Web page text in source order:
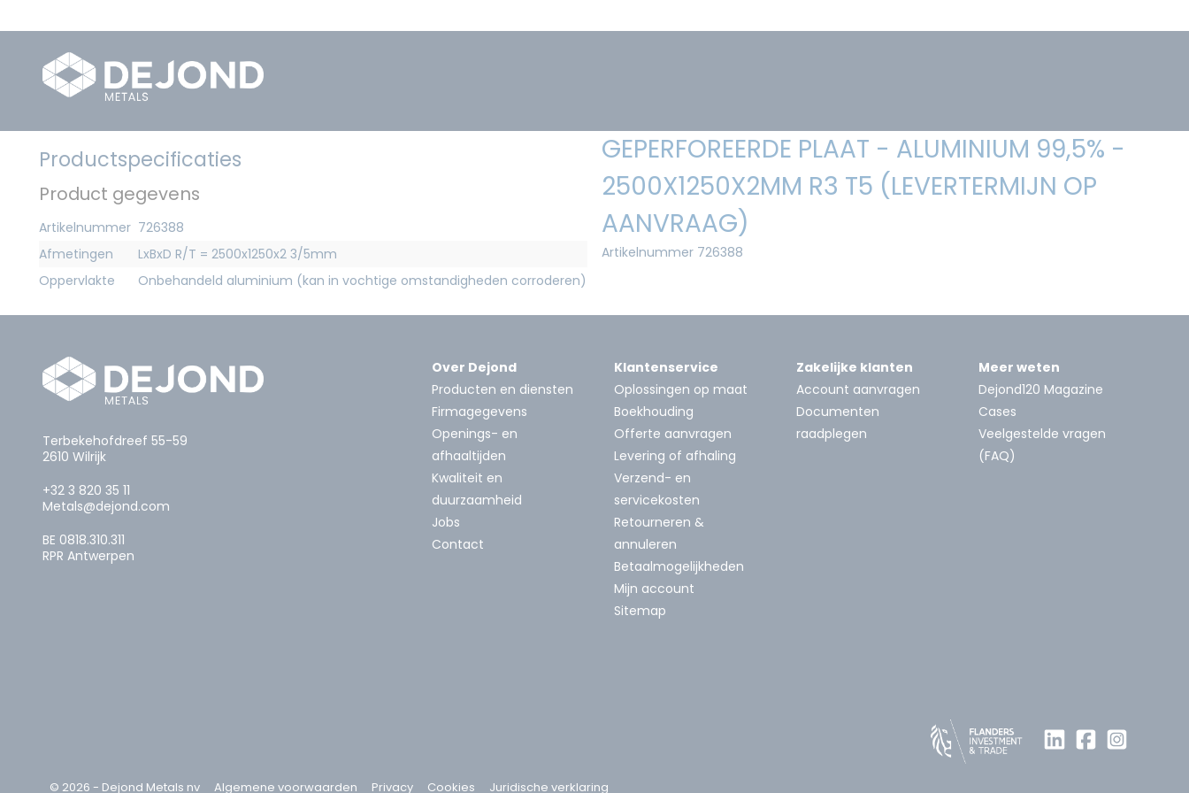
Productspecificaties
Product gegevens
Artikelnummer 726388
Afmetingen
LxBxD R/T = 2500x1250x2 3/5mm
Oppervlakte
Onbehandeld aluminium (kan in vochtige omstandigheden corroderen)
GEPERFOREERDE PLAAT - ALUMINIUM 99,5% -
2500X1250X2MM R3 T5 (LEVERTERMIJN OP
AANVRAAG)
Artikelnummer 726388
Terbekehofdreef 55-59
2610 Wilrijk
+32 3 820 35 11
Metals@dejond.com
BE 0818.310.311
RPR Antwerpen
Over Dejond
Producten en diensten
Firmagegevens
Openings- en
afhaaltijden
Kwaliteit en
duurzaamheid
Jobs
Contact
Klantenservice
Oplossingen op maat
Boekhouding
Offerte aanvragen
Levering of afhaling
Verzend- en
servicekosten
Retourneren &
annuleren
Betaalmogelijkheden
Mijn account
Sitemap
Zakelijke klanten
Account aanvragen
Documenten
raadplegen
Meer weten
Dejond120 Magazine
Cases
Veelgestelde vragen
(FAQ)
© 2026 - Dejond Metals nv Algemene voorwaarden Privacy Cookies Juridische verklaring